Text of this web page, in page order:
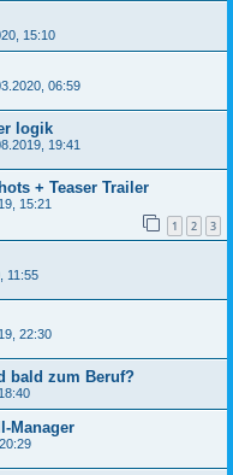
15:10
06:59
logik
19:41
+ Teaser Trailer
15:21
1 2 3
11:55
22:30
bald zum Beruf?
Manager